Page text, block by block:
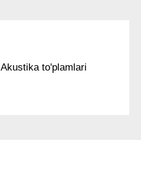
Akustika to'plamlari